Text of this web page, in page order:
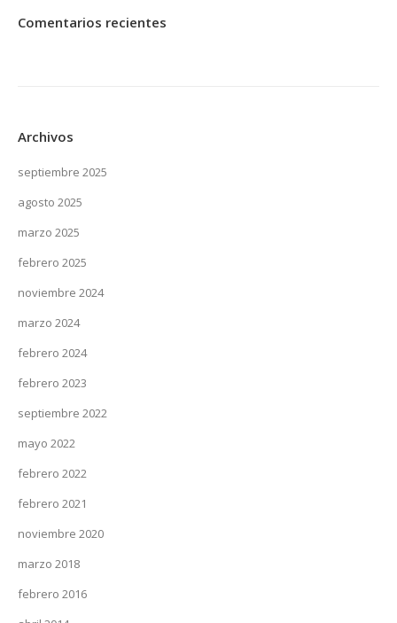
Comentarios recientes
Archivos
septiembre 2025
agosto 2025
marzo 2025
febrero 2025
noviembre 2024
marzo 2024
febrero 2024
febrero 2023
septiembre 2022
mayo 2022
febrero 2022
febrero 2021
noviembre 2020
marzo 2018
febrero 2016